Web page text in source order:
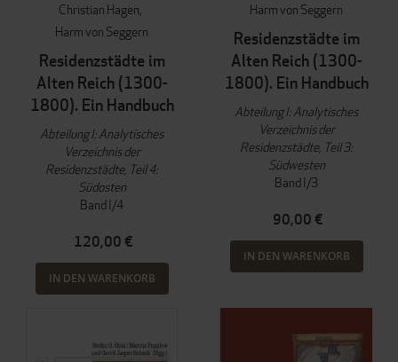
Christian Hagen
Harm von Seggern
Residenzstädte im
Alten Reich (1300-
1800). Ein Handbuch
Abteilung I: Analytisches
Verzeichnis der
Residenzstädte, Teil 4:
Südosten
Band I/4
120,00 €
IN DEN WARENKORB
Harm von Seggern
Residenzstädte im
Alten Reich (1300-
1800). Ein Handbuch
Abteilung I: Analytisches
Verzeichnis der
Residenzstädte, Teil 3:
Südwesten
Band I/3
90,00 €
IN DEN WARENKORB